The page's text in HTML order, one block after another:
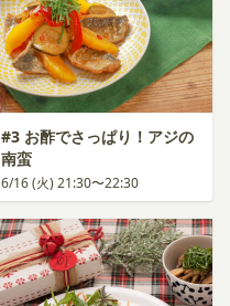
#3 お酢でさっぱり！アジの
南蛮
6/16 (火) 21:30〜22:30